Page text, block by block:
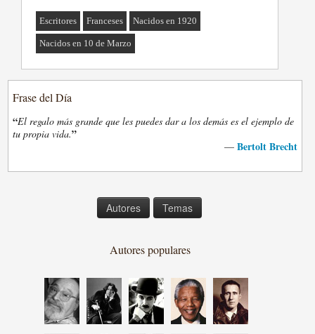
Escritores Franceses Nacidos en 1920
Nacidos en 10 de Marzo
Frase del Día
“El regalo más grande que les puedes dar a los demás es el ejemplo de
tu propia vida.”
— Bertolt Brecht
Autores Temas
Autores populares